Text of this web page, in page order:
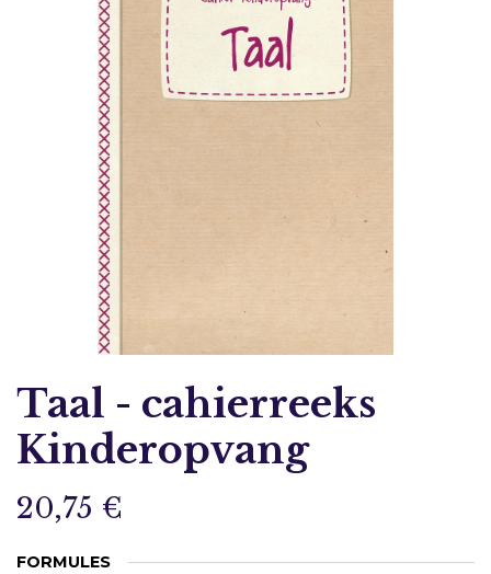
Taal - cahierreeks
Kinderopvang
20,75 €
FORMULES